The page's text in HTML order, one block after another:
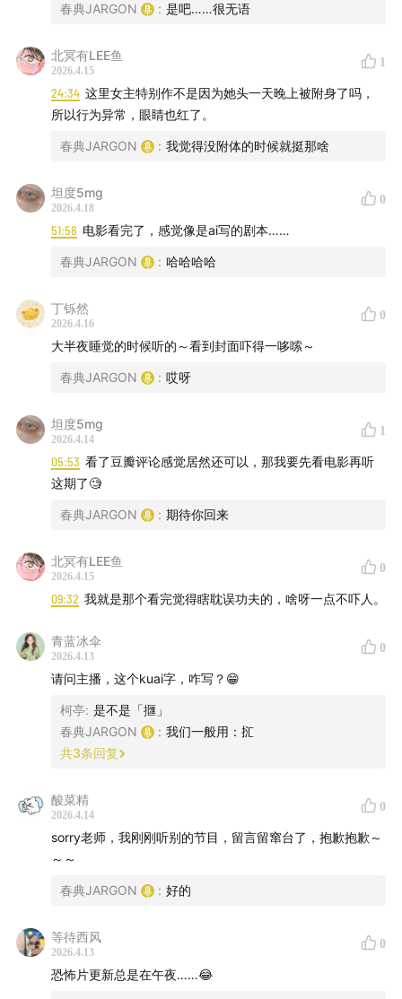
春典JARGON
: 是吧……很无语
北冥有LEE鱼
2026.4.15
1
24:34 这里女主特别作不是因为她头一天晚上被附身了吗，
所以行为异常，眼睛也红了。
春典JARGON : 我觉得没附体的时候就挺那啥
坦度5mg
2026.4.18
0
51:58 电影看完了，感觉像是ai写的剧本……
春典JARGON : 哈哈哈哈
丁铄然
2026.4.16
0
大半夜睡觉的时候听的～看到封面吓得一哆嗦～
春典JARGON : 哎呀
坦度5mg
2026.4.14
1
05:53 看了豆瓣评论感觉居然还可以，那我要先看电影再听
这期了🧐
春典JARGON : 期待你回来
北冥有LEE鱼
2026.4.15
0
09:32 我就是那个看完觉得瞎耽误功夫的，啥呀一点不吓人。
青蓝冰伞
2026.4.13
0
请问主播，这个kuai字，咋写？😁
柯亭: 是不是「擓」
春典JARGON
: 我们一般用：㧟
共3条回复
酸菜精
2026.4.14
0
sorry老师，我刚刚听别的节目，留言留窜台了，抱歉抱歉～
～～
春典JARGON : 好的
等待西风
2026.4.13
0
恐怖片更新总是在午夜……😂